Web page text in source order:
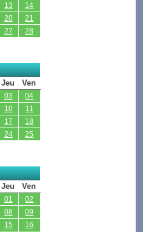
13
14
20
21
27
28
Jeu Ven
03
04
10
11
17
18
24
25
Jeu Ven
01
02
08
09
15
16